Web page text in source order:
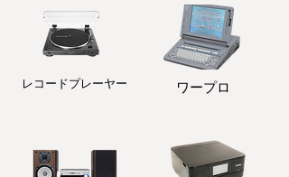
レコードプレーヤー ワープロ